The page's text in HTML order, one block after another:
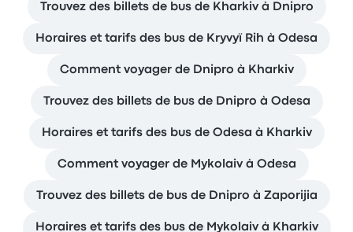
Trouvez des billets de bus de Kharkiv à Dnipro
Horaires et tarifs des bus de Kryvyï Rih à Odesa
Comment voyager de Dnipro à Kharkiv
Trouvez des billets de bus de Dnipro à Odesa
Horaires et tarifs des bus de Odesa à Kharkiv
Comment voyager de Mykolaiv à Odesa
Trouvez des billets de bus de Dnipro à Zaporijia
Horaires et tarifs des bus de Mykolaiv à Kharkiv